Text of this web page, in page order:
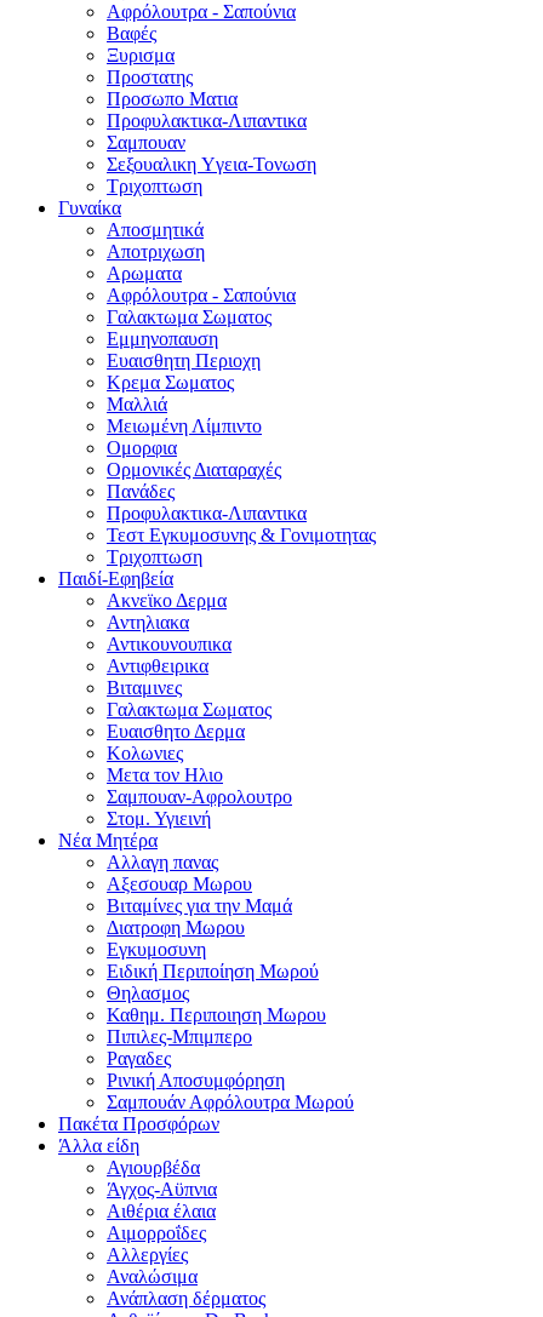
Αφρόλουτρα - Σαπούνια
Βαφές
Ξυρισμα
Προστατης
Προσωπο Ματια
Προφυλακτικα-Λιπαντικα
Σαμπουαν
Σεξουαλικη Yγεια-Τονωση
Τριχοπτωση
Γυναίκα
Αποσμητικά
Αποτριχωση
Αρωματα
Αφρόλουτρα - Σαπούνια
Γαλακτωμα Σωματος
Εμμηνοπαυση
Ευαισθητη Περιοχη
Κρεμα Σωματος
Μαλλιά
Μειωμένη Λίμπιντο
Ομορφια
Ορμονικές Διαταραχές
Πανάδες
Προφυλακτικα-Λιπαντικα
Τεστ Εγκυμοσυνης & Γονιμοτητας
Τριχοπτωση
Παιδί-Εφηβεία
Ακνεϊκο Δερμα
Αντηλιακα
Αντικουνουπικα
Αντιφθειρικα
Βιταμινες
Γαλακτωμα Σωματος
Ευαισθητο Δερμα
Κολωνιες
Μετα τον Ηλιο
Σαμπουαν-Αφρολουτρο
Στομ. Υγιεινή
Νέα Μητέρα
Αλλαγη πανας
Αξεσουαρ Μωρου
Βιταμίνες για την Μαμά
Διατροφη Μωρου
Εγκυμοσυνη
Ειδική Περιποίηση Μωρού
Θηλασμος
Καθημ. Περιποιηση Μωρου
Πιπιλες-Μπιμπερο
Ραγαδες
Ρινική Αποσυμφόρηση
Σαμπουάν Αφρόλουτρα Μωρού
Πακέτα Προσφόρων
Άλλα είδη
Αγιουρβέδα
Άγχος-Αϋπνια
Αιθέρια έλαια
Αιμορροΐδες
Αλλεργίες
Αναλώσιμα
Ανάπλαση δέρματος